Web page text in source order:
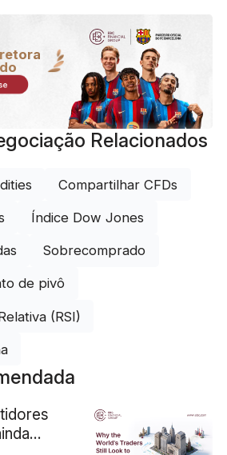
Relacionados
Compartilhar CFDs
Índice Dow Jones
Sobrecomprado
de pivô
(RSI)